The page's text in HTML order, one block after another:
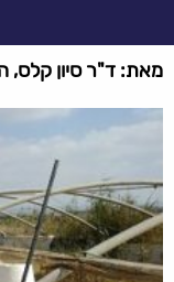
מאת: ד"ר סיון קלס,